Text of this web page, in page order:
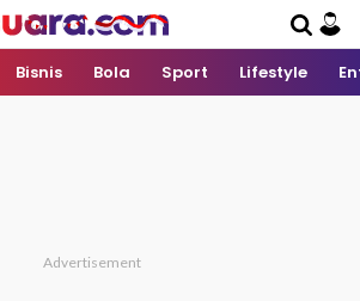
Bisnis Bola Sport Lifestyle